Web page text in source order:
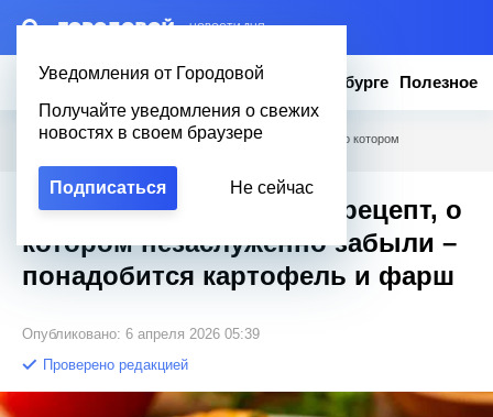
– НОВОСТИ ДНЯ
Уведомления от Городовой
Получайте уведомления о свежих
новостях в своем браузере
Подписаться Не сейчас
Новости Эксклюзив Вопросы о Петербурге Полезное
Городовой Полезное / «Колдуны»: старинный рецепт, о котором
«Колдуны»: старинный рецепт, о
котором незаслуженно забыли –
понадобится картофель и фарш
Опубликовано: 6 апреля 2026 05:39
Проверено редакцией